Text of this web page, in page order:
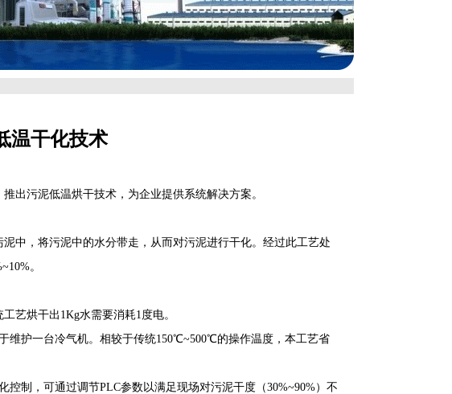
温干化技术
污泥低温烘干技术，为企业提供系统解决方案。
，将污泥中的水分带走，从而对污泥进行干化。经过此工艺处
。
烘干出1Kg水需要消耗1度电。
护一台冷气机。相较于传统150℃~500℃的操作温度，本工艺省
制，可通过调节PLC参数以满足现场对污泥干度（30%~90%）不